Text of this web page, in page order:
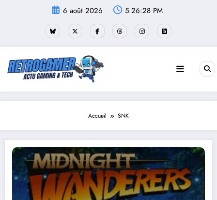
6 août 2026 5:26:29 PM
Accueil SNK